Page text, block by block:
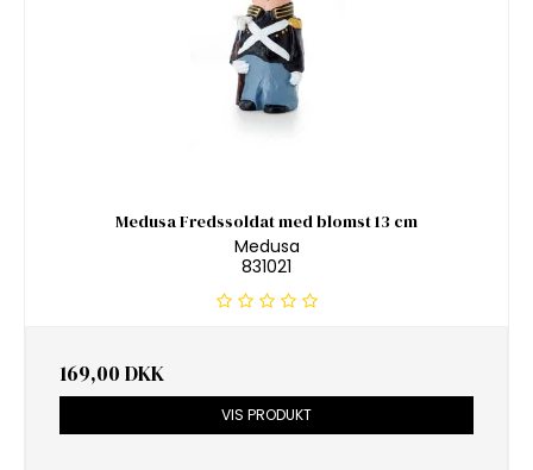
Medusa Fredssoldat med blomst 13 cm
Medusa
831021
169,00 DKK
VIS PRODUKT